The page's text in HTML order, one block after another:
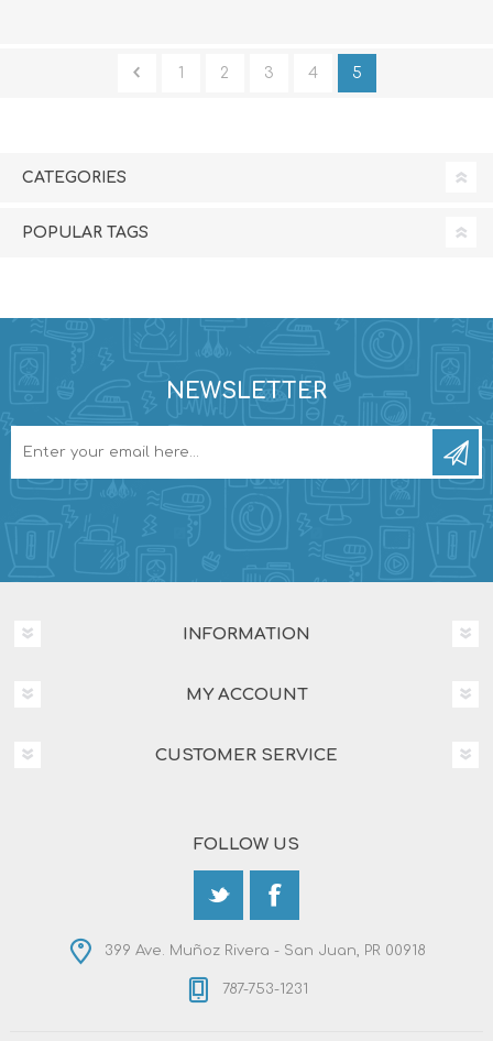
1 2 3 4 5
CATEGORIES
POPULAR TAGS
NEWSLETTER
INFORMATION
MY ACCOUNT
CUSTOMER SERVICE
FOLLOW US
399 Ave. Muñoz Rivera - San Juan, PR 00918
787-753-1231